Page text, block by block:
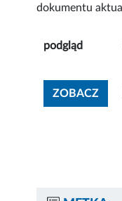
dokumentu
podgląd
ZOBACZ